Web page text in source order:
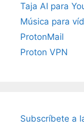
Taja AI para
Música para
ProtonMail
Proton VPN
Subscríbete a